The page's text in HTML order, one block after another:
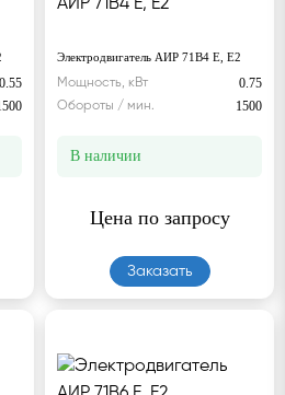
0.55
Электродвигатель АИР 71В4 Е, Е2
Мощность, кВт
0.75
Обороты / мин. 1500
В наличии
Цена по запросу
Заказать